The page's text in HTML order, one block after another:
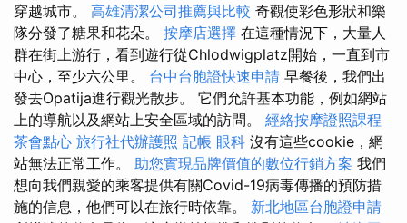
穿越城市。 高雄清潔公司推薦與比較 奇觀使彩色形狀和樂
隊分發了糖果和花朵。 按摩店選擇 在這種情況下，大量人
群在街上游行，看到遊行從Chlodwigplatz開始，一直到市
中心，至少六公里。 台中台胞證快速申請 早餐後，我們出
發去Opatija進行觀光散步。 它們允許基本功能，例如網站
上的導航以及網站上安全區域的訪問。 經絡按摩證照課程
茶會點心 旅行社代辦護照 記帳 眼科 沒有這些cookie，網
站無法正常工作。 助您實現品牌價值的數位行銷方案 我們
想向我們親愛的乘客提供有關Covid-19病毒傳播的預防措
施的信息，他們可以在旅行時依靠。 新北地區台胞證申請